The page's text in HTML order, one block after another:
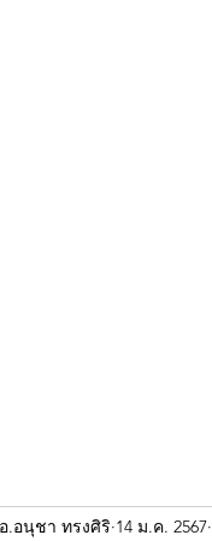
ง
อ.อนุชา ทรงศิริ 14 ม.ค. 2567